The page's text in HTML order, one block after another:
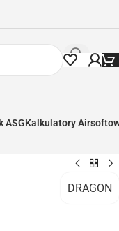
ASGKalkulatory
DRAGON